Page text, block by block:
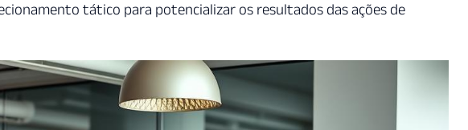
tático para potencializar os resultados das ações de